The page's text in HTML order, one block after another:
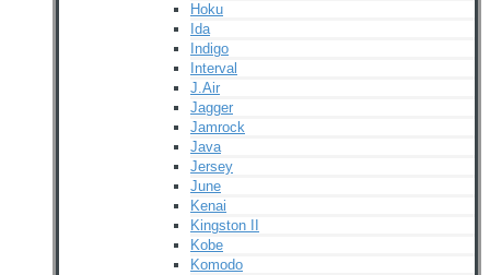
Hoku
Ida
Indigo
Interval
J.Air
Jagger
Jamrock
Java
Jersey
June
Kenai
Kingston II
Kobe
Komodo